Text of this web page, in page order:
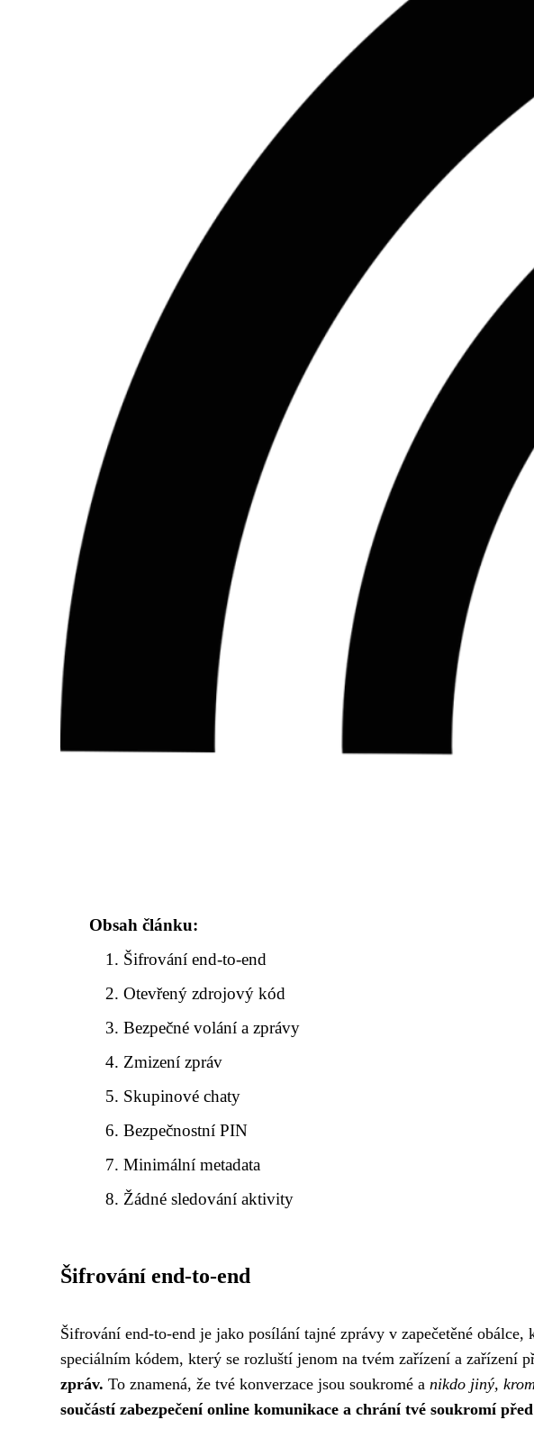
Obsah článku:
Šifrování end-to-end
Otevřený zdrojový kód
Bezpečné volání a zprávy
Zmizení zpráv
Skupinové chaty
Bezpečnostní PIN
Minimální metadata
Žádné sledování aktivity
Šifrování end-to-end
Šifrování end-to-end je jako posílání tajné zprávy v zapečetěné
speciálním kódem, který se rozluští jenom na tvém zařízení a zařízení
zpráv. To znamená, že tvé konverzace jsou soukromé a nikdo jiný,
součástí zabezpečení online komunikace a chrání tvé soukromí